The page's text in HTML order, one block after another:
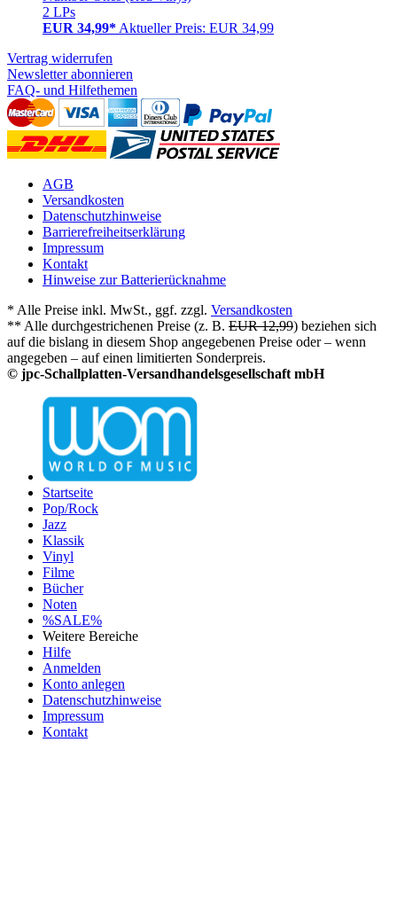
2 LPs
EUR 34,99* Aktueller Preis: EUR 34,99
Vertrag widerrufen
Newsletter abonnieren
FAQ- und Hilfethemen
AGB
Versandkosten
Datenschutzhinweise
Barrierefreiheitserklärung
Impressum
Kontakt
Hinweise zur Batterierücknahme
* Alle Preise inkl. MwSt., ggf. zzgl. Versandkosten
** Alle durchgestrichenen Preise (z. B. EUR 12,99) beziehen sich
auf die bislang in diesem Shop angegebenen Preise oder – wenn
angegeben – auf einen limitierten Sonderpreis.
© jpc-Schallplatten-Versandhandelsgesellschaft mbH
Startseite
Pop/Rock
Jazz
Klassik
Vinyl
Filme
Bücher
Noten
%SALE%
Weitere Bereiche
Hilfe
Anmelden
Konto anlegen
Datenschutzhinweise
Impressum
Kontakt